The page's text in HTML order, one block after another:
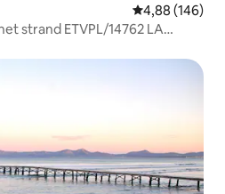
Gemiddelde
4,88 (146)
strand ETVPL/14762 LA